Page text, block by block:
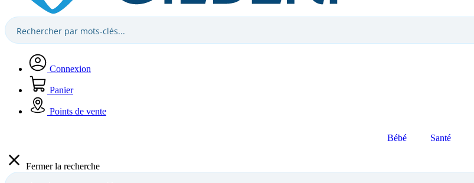
Connexion
Panier
Points de vente
Bébé Santé
Fermer la recherche